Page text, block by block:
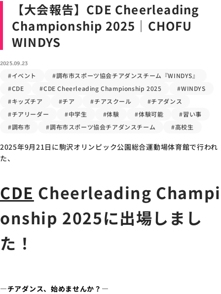
【大会報告】CDE Cheerleading
Championship 2025｜CHOFU
WINDYS
2025.09.23
#イベント
#調布市スポーツ協会チアダンスチーム『WINDYS』
#CDE
#CDE Cheerleading Championship 2025
#WINDYS
#キッズチア
#チア #チアスクール
#チアダンス
#チアリーダー
#中学生 #体験 #体験可能
#習い事
#調布市
#調布市スポーツ協会チアダンスチーム #高校生
2025年9月21日に駒沢オリンピック公園総合運動場体育館で行われ
た、
CDE Cheerleading Champi
onship 2025に出場しまし
た！
―チアダンス、始めませんか？―